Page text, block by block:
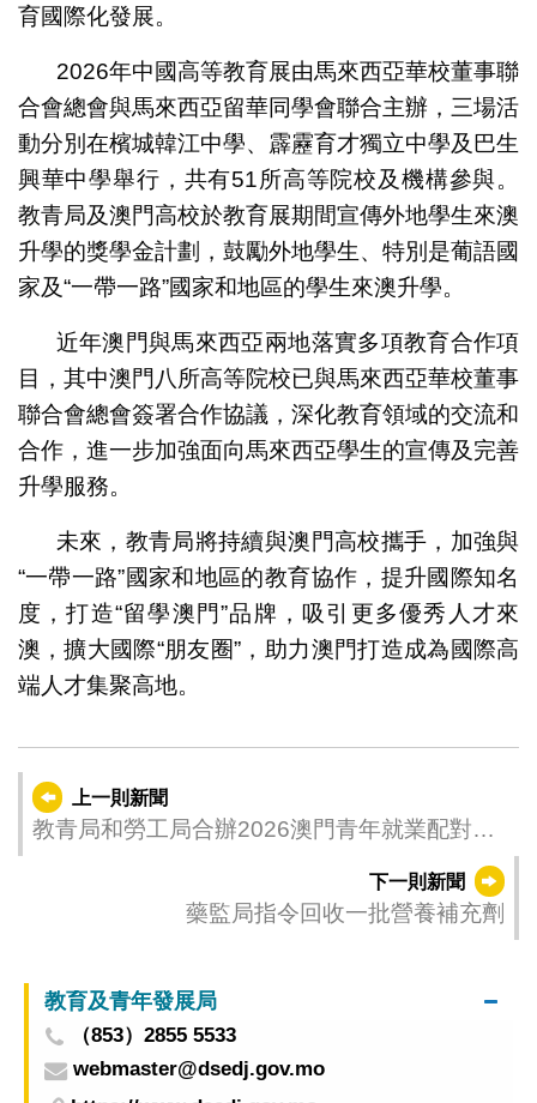
育國際化發展。
2026年中國高等教育展由馬來西亞華校董事聯
合會總會與馬來西亞留華同學會聯合主辦，三場活
動分別在檳城韓江中學、霹靂育才獨立中學及巴生
興華中學舉行，共有51所高等院校及機構參與。
教青局及澳門高校於教育展期間宣傳外地學生來澳
升學的獎學金計劃，鼓勵外地學生、特別是葡語國
家及“一帶一路”國家和地區的學生來澳升學。
近年澳門與馬來西亞兩地落實多項教育合作項
目，其中澳門八所高等院校已與馬來西亞華校董事
聯合會總會簽署合作協議，深化教育領域的交流和
合作，進一步加強面向馬來西亞學生的宣傳及完善
升學服務。
未來，教青局將持續與澳門高校攜手，加強與
“一帶一路”國家和地區的教育協作，提升國際知名
度，打造“留學澳門”品牌，吸引更多優秀人才來
澳，擴大國際“朋友圈”，助力澳門打造成為國際高
端人才集聚高地。
上一則新聞
教青局和勞工局合辦2026澳門青年就業配對會
下一則新聞
藥監局指令回收一批營養補充劑
教育及青年發展局
（853）2855 5533
webmaster@dsedj.gov.mo